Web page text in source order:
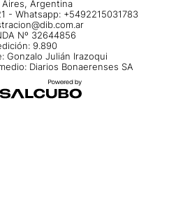
Argentina
- Whatsapp: +5492215031783
Nº 32644856
9.890
Gonzalo Julián Irazoqui
Diarios Bonaerenses SA